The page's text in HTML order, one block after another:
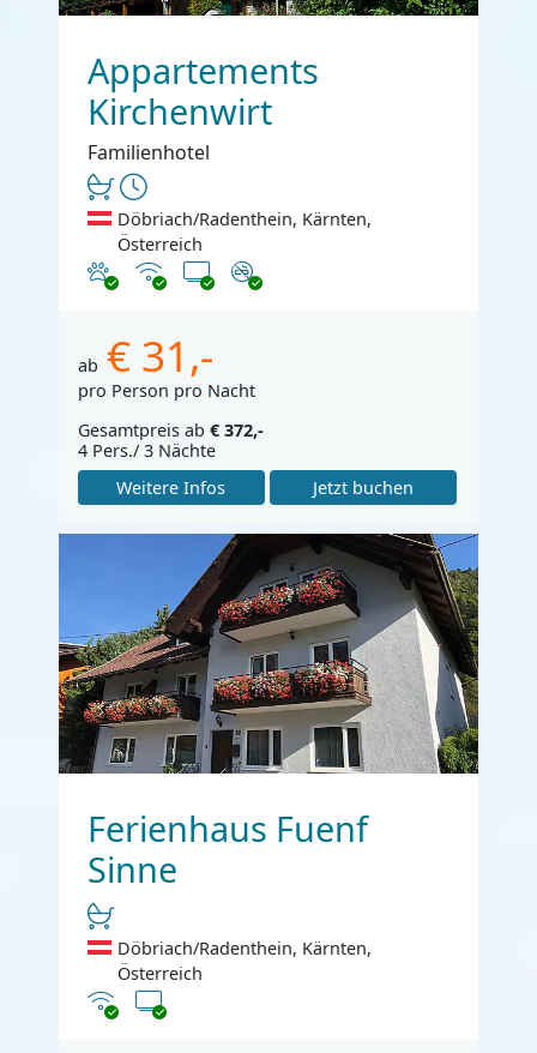
Appartements
Kirchenwirt
Familienhotel
Döbriach/Radenthein, Kärnten,
Österreich
Haustiere erlaubt
Internet
TV Nichtraucher
ab € 31,-
pro Person pro Nacht
Gesamtpreis ab € 372,-
4 Pers./ 3 Nächte
Weitere Infos
Jetzt buchen
Ferienhaus Fuenf
Sinne
Döbriach/Radenthein, Kärnten,
Österreich
Internet
TV